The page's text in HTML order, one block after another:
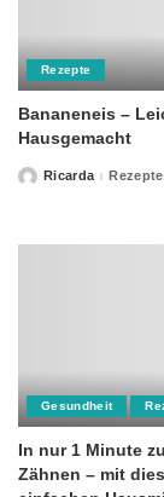
Rezepte
Bananeneis –
Hausgemacht
PostedRicarda Rezepte
Gesundheit
In nur 1 Minute
Zähnen – mit